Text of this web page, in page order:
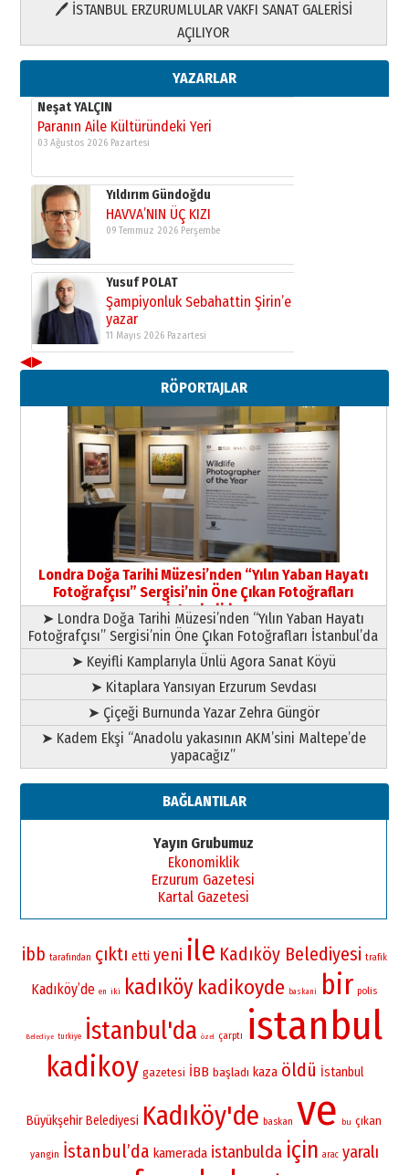
🖊 İSTANBUL ERZURUMLULAR VAKFI SANAT GALERİSİ
AÇILIYOR
YAZARLAR
Yusuf POLAT
Şampiyonluk Sebahattin Şirin’e
11 Mayıs 2026 Pazartesi
Neşat YALÇIN
Paranın Aile Kültüründeki Yeri
03 Ağustos 2026 Pazartesi
Yıldırım Gündoğdu
HAVVA’NIN ÜÇ KIZI
09 Temmuz 2026 Perşembe
Yusuf POLAT
Şampiyonluk Sebahattin Şirin’e
yazar
11 Mayıs 2026 Pazartesi
Neşat YALÇIN
Paranın Aile Kültüründeki Yeri
03 Ağustos 2026 Pazartesi
Yıldırım Gündoğdu
HAVVA’NIN ÜÇ KIZI
09 Temmuz 2026 Perşembe
Yusuf POLAT
Şampiyonluk Sebahattin Şirin’e
yazar
11 Mayıs 2026 Pazartesi
◀▶
RÖPORTAJLAR
Londra Doğa Tarihi Müzesi’nden “Yılın Yaban Hayatı
Fotoğrafçısı” Sergisi’nin Öne Çıkan Fotoğrafları
İstanbul’da
➤ Londra Doğa Tarihi Müzesi’nden “Yılın Yaban Hayatı
Fotoğrafçısı” Sergisi’nin Öne Çıkan Fotoğrafları İstanbul’da
➤ Keyifli Kamplarıyla Ünlü Agora Sanat Köyü
➤ Kitaplara Yansıyan Erzurum Sevdası
➤ Çiçeği Burnunda Yazar Zehra Güngör
➤ Kadem Ekşi “Anadolu yakasının AKM’sini Maltepe’de
yapacağız”
BAĞLANTILAR
Yayın Grubumuz
Ekonomiklik
Erzurum Gazetesi
Kartal Gazetesi
ibb tarafından çıktı etti yeni ile Kadıköy Belediyesi trafik
Kadıköy’de en iki kadıköy kadikoyde baskani bir polis
Belediye turkiye İstanbul'da özel çarptı istanbul
kadikoy gazetesi İBB başladı kaza öldü İstanbul
Büyükşehir Belediyesi Kadıköy'de baskan ve bu çıkan
yangin İstanbul’da kamerada istanbulda için arac yaralı